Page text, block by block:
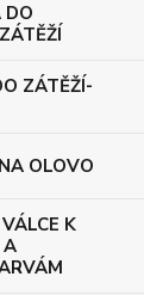
DO
ZÁTĚŽÍ-
OLOVO
K
A